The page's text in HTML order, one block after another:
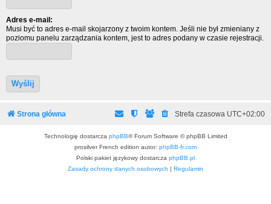
Adres e-mail:
Musi być to adres e-mail skojarzony z twoim kontem. Jeśli nie był zmieniany z
poziomu panelu zarządzania kontem, jest to adres podany w czasie rejestracji.
Strona główna Strefa czasowa UTC+02:00
Technologię dostarcza phpBB® Forum Software © phpBB Limited
prosilver French edition autor: phpBB-fr.com
Polski pakiet językowy dostarcza phpBB.pl
Zasady ochrony danych osobowych
Regulamin